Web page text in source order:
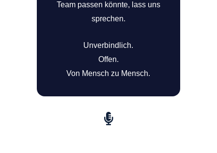
Team passen könnte, lass uns
sprechen.
Unverbindlich.
Offen.
Von Mensch zu Mensch.